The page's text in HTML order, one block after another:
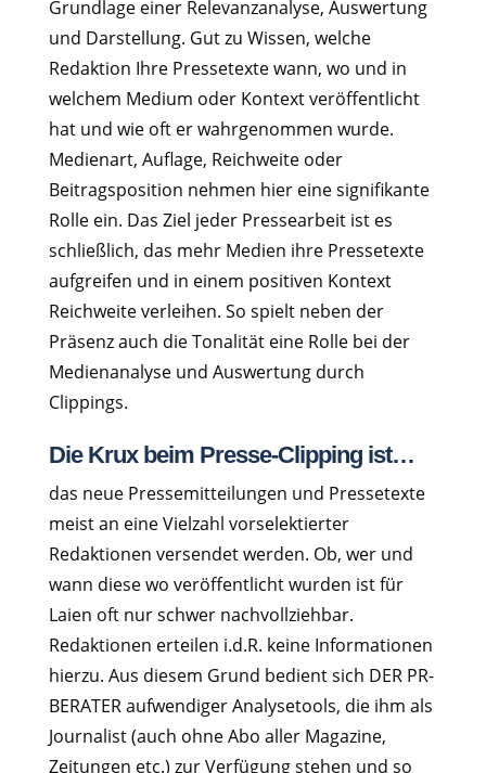
Grundlage einer Relevanzanalyse, Auswertung
und Darstellung. Gut zu Wissen, welche
Redaktion Ihre Pressetexte wann, wo und in
welchem Medium oder Kontext veröffentlicht
hat und wie oft er wahrgenommen wurde.
Medienart, Auflage, Reichweite oder
Beitragsposition nehmen hier eine signifikante
Rolle ein. Das Ziel jeder Pressearbeit ist es
schließlich, das mehr Medien ihre Pressetexte
aufgreifen und in einem positiven Kontext
Reichweite verleihen. So spielt neben der
Präsenz auch die Tonalität eine Rolle bei der
Medienanalyse und Auswertung durch
Clippings.
Die Krux beim Presse-Clipping ist…
das neue Pressemitteilungen und Pressetexte
meist an eine Vielzahl vorselektierter
Redaktionen versendet werden. Ob, wer und
wann diese wo veröffentlicht wurden ist für
Laien oft nur schwer nachvollziehbar.
Redaktionen erteilen i.d.R. keine Informationen
hierzu. Aus diesem Grund bedient sich DER PR-
BERATER aufwendiger Analysetools, die ihm als
Journalist (auch ohne Abo aller Magazine,
Zeitungen etc.) zur Verfügung stehen und so